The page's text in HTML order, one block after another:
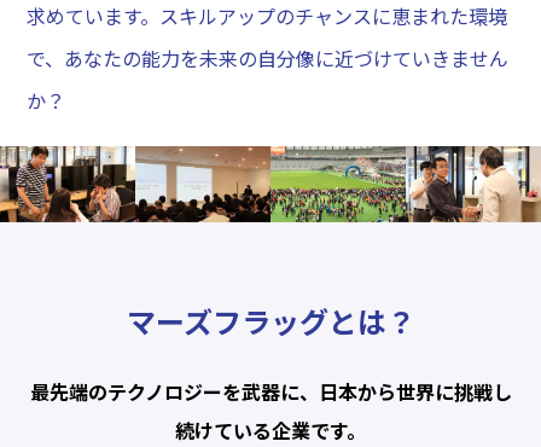
求めています。スキルアップのチャンスに恵まれた環境
で、あなたの能力を未来の自分像に近づけていきません
か？
マーズフラッグとは？
最先端のテクノロジーを武器に、日本から世界に挑戦し
続けている企業です。